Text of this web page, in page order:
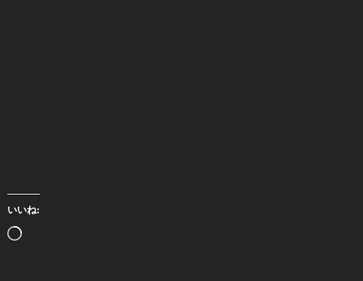
いいね:
読